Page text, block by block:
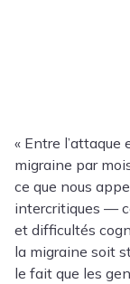
« Entre l’attaque
migraine par
ce que nous
intercritiques —
et difficultés
la migraine soit
le fait que les